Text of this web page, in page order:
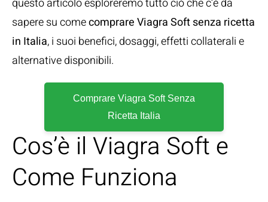
questo articolo esploreremo tutto ciò che c’è da
sapere su comecomprare Viagra Soft senza ricetta
in Italia, i suoi benefici, dosaggi, effetti collaterali e
alternative disponibili.
Comprare Viagra Soft Senza
Ricetta Italia
Cos’è il Viagra Soft e
Come Funziona